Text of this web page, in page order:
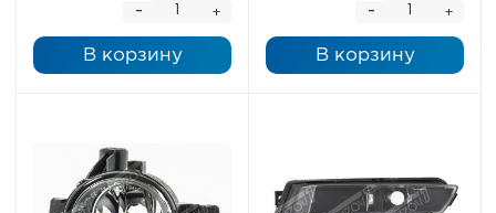
+
-
В корзину
+
-
В корзину